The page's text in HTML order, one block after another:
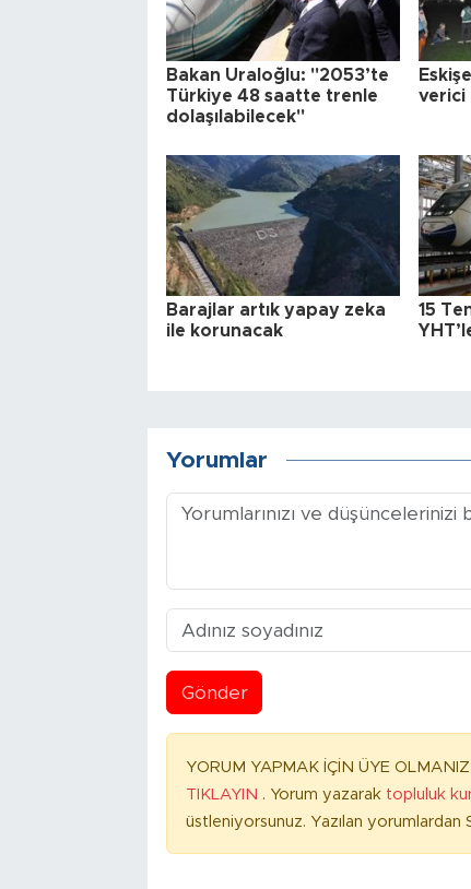
Bakan Uraloğlu: "2053’te
Türkiye 48 saatte trenle
dolaşılabilecek"
verici
Barajlar artık yapay zeka
ile korunacak
15
Yorumlar
Gönder
YORUM YAPMAK İÇİN ÜYE
TIKLAYIN . Yorum yazarak topluluk
üstleniyorsunuz. Yazılan